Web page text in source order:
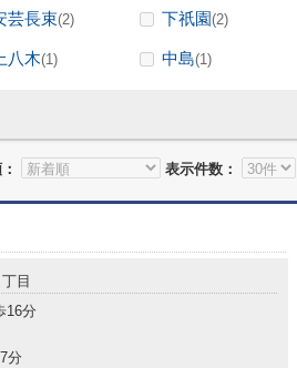
芸長束(2) 下祇園(2)
上八木(1) 中島(1)
表示件数：
丁目
16分
分